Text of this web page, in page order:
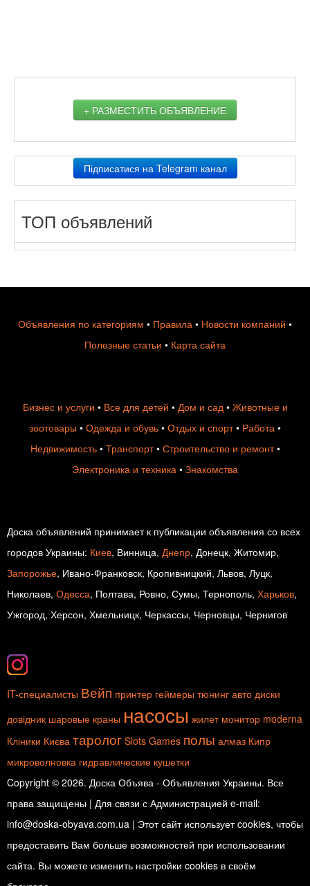
+ РАЗМЕСТИТЬ ОБЪЯВЛЕНИЕ
Підписатися на Telegram канал
ТОП объявлений
Объявления по категориям • Правила • Новости компаний •
Полезные статьи • Карта сайта
Бизнес и услуги • Все для детей • Дом и сад• Животные и
зоотовары • Одежда и обувь • Отдых и спорт• Работа •
Недвижимость• Транспорт• Строительство и ремонт•
Электроника и техника • Знакомства
Доска объявлений принимает к публикации объявления со всех
городов Украины: Киев, Винница, Днепр, Донецк, Житомир,
Запорожье, Ивано-Франковск, Кропивницкий, Львов, Луцк,
Николаев, Одесса, Полтава, Ровно, Сумы, Тернополь, Харьков,
Ужгород, Херсон, Хмельницк, Черкассы, Черновцы, Чернигов
IT-специалисты Вейп принтер геймеры тюнинг авто диски
довідник шаровые краны насосы жилет монитор moderna
Кліники Києва таролог Slots Games полы алмаз Кипр
микроволновка гидравлические кушетки
Copyright © 2026. Доска Объява - Объявления Украины. Все
права защищены | Для связи с Администрацией e-mail:
info@doska-obyava.com.ua | Этот сайт использует cookies, чтобы
предоставить Вам больше возможностей при использовании
сайта. Вы можете изменить настройки cookies в своём